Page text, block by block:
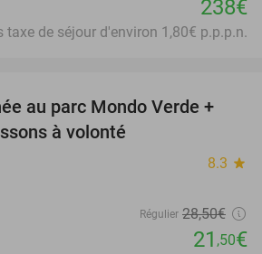
238€
taxe de séjour d'environ 1,80€ p.p.p.n.
25%
au parc Mondo Verde +
à volonté
8.3 star
Régulier 28,50€
21 ,50€